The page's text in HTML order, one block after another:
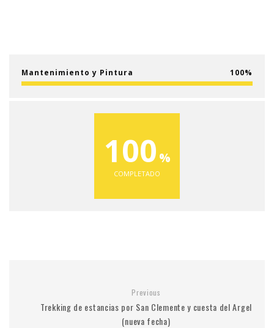
Mantenimiento y Pintura 100
100
COMPLETADO
Previous
Trekking de estancias por San Clemente y cuesta del Argel
(nueva fecha)